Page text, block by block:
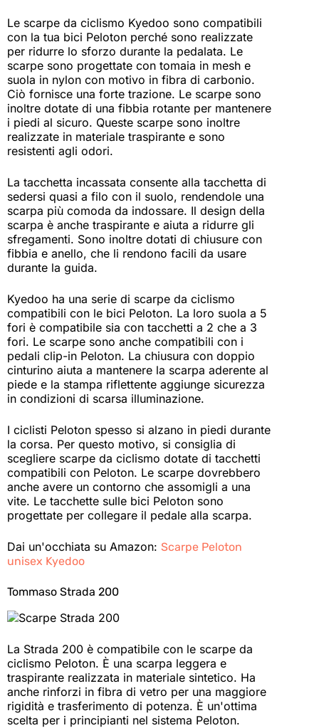
Le scarpe da ciclismo Kyedoo sono compatibili
con la tua bici Peloton perché sono realizzate
per ridurre lo sforzo durante la pedalata. Le
scarpe sono progettate con tomaia in mesh e
suola in nylon con motivo in fibra di carbonio.
Ciò fornisce una forte trazione. Le scarpe sono
inoltre dotate di una fibbia rotante per mantenere
i piedi al sicuro. Queste scarpe sono inoltre
realizzate in materiale traspirante e sono
resistenti agli odori.
La tacchetta incassata consente alla tacchetta di
sedersi quasi a filo con il suolo, rendendole una
scarpa più comoda da indossare. Il design della
scarpa è anche traspirante e aiuta a ridurre gli
sfregamenti. Sono inoltre dotati di chiusure con
fibbia e anello, che li rendono facili da usare
durante la guida.
Kyedoo ha una serie di scarpe da ciclismo
compatibili con le bici Peloton. La loro suola a 5
fori è compatibile sia con tacchetti a 2 che a 3
fori. Le scarpe sono anche compatibili con i
pedali clip-in Peloton. La chiusura con doppio
cinturino aiuta a mantenere la scarpa aderente al
piede e la stampa riflettente aggiunge sicurezza
in condizioni di scarsa illuminazione.
I ciclisti Peloton spesso si alzano in piedi durante
la corsa. Per questo motivo, si consiglia di
scegliere scarpe da ciclismo dotate di tacchetti
compatibili con Peloton. Le scarpe dovrebbero
anche avere un contorno che assomigli a una
vite. Le tacchette sulle bici Peloton sono
progettate per collegare il pedale alla scarpa.
Dai un'occhiata su Amazon: Scarpe Peloton
unisex Kyedoo
Tommaso Strada 200
La Strada 200 è compatibile con le scarpe da
ciclismo Peloton. È una scarpa leggera e
traspirante realizzata in materiale sintetico. Ha
anche rinforzi in fibra di vetro per una maggiore
rigidità e trasferimento di potenza. È un'ottima
scelta per i principianti nel sistema Peloton.